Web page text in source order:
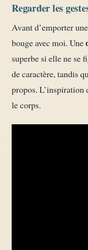
Regarder les
Avant d’emporter
bouge avec moi. Une
superbe si elle ne se
de caractère, tandis
propos. L’inspiration
le corps.